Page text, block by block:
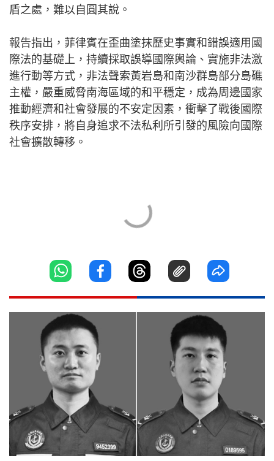
盾之處，難以自圓其說。
報告指出，菲律賓在歪曲塗抹歷史事實和錯誤適用國
際法的基礎上，持續採取誤導國際輿論、實施非法激
進行動等方式，非法聲索黃岩島和南沙群島部分島礁
主權，嚴重威脅南海區域的和平穩定，成為周邊國家
推動經濟和社會發展的不安定因素，衝擊了戰後國際
秩序安排，將自身追求不法私利所引發的風險向國際
社會擴散轉移。